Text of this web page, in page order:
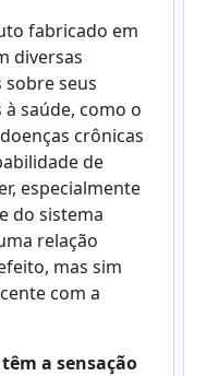
fabricado em
diversas
sobre seus
saúde, como o
crônicas
de
especialmente
do sistema
relação
mas sim
com a
têm a sensação